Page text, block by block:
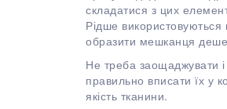
складатися з цих
Рідше використовуються
образити мешканця
Не треба заощаджувати
правильно вписати їх у
якість тканини.